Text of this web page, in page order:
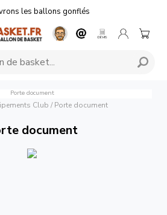
les ballons gonflés
Porte document
Club / Porte document
document